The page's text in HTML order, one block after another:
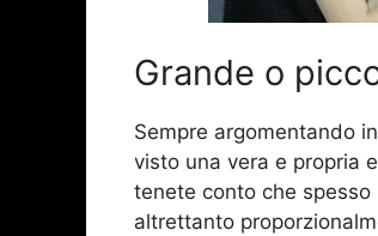
Grande o
Sempre argomentando
visto una vera e propria
tenete conto che spesso
altrettanto